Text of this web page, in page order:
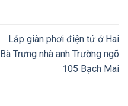
Lắp giàn phơi điện tử ở Hai
Bà Trưng nhà anh Trường ngõ
105 Bạch Mai